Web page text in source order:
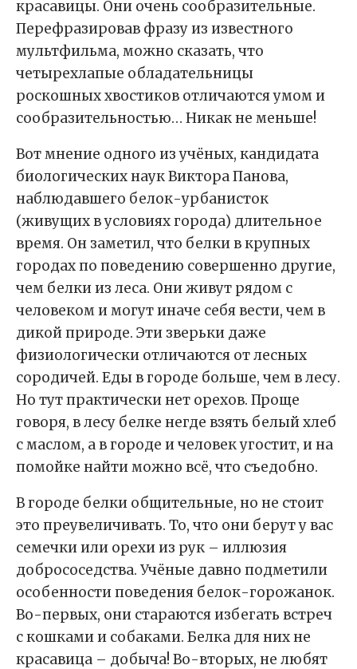
красавицы. Они очень сообразительные.
Перефразировав фразу из известного
мультфильма, можно сказать, что
четырехлапые обладательницы
роскошных хвостиков отличаются умом и
сообразительностью… Никак не меньше!
Вот мнение одного из учёных, кандидата
биологических наук Виктора Панова,
наблюдавшего белок-урбанисток
(живущих в условиях города) длительное
время. Он заметил, что белки в крупных
городах по поведению совершенно другие,
чем белки из леса. Они живут рядом с
человеком и могут иначе себя вести, чем в
дикой природе. Эти зверьки даже
физиологически отличаются от лесных
сородичей. Еды в городе больше, чем в лесу.
Но тут практически нет орехов. Проще
говоря, в лесу белке негде взять белый хлеб
с маслом, а в городе и человек угостит, и на
помойке найти можно всё, что съедобно.
В городе белки общительные, но не стоит
это преувеличивать. То, что они берут у вас
семечки или орехи из рук – иллюзия
добрососедства. Учёные давно подметили
особенности поведения белок-горожанок.
Во-первых, они стараются избегать встреч
с кошками и собаками. Белка для них не
красавица – добыча! Во-вторых, не любят